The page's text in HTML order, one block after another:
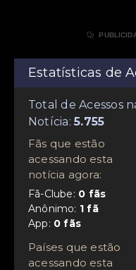

Estatísticas de
Total de Acessos
Notícia:
Fãs que estão
acessando esta
notícia agora:
Fã-Clube:
Anônimo:
App:
Países que estão
acessando esta